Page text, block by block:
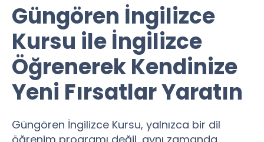
Güngören İngilizce
Kursu ile İngilizce
Öğrenerek Kendinize
Yeni Fırsatlar Yaratın
Güngören İngilizce Kursu, yalnızca bir dil